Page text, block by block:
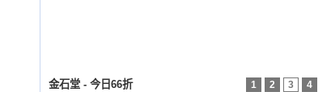
1 2 3 4
金石堂 - 今日66折